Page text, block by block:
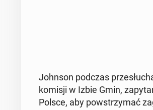
Johnson podczas
komisji w Izbie Gmin,
Polsce, aby po­wstrzy­mać